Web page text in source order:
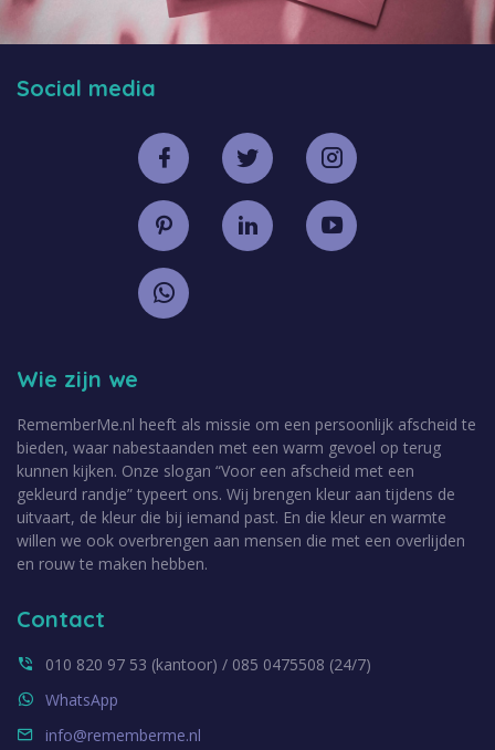
Contact
010 820 97 53 (kantoor) / 085 0475508 (24/7)
WhatsApp
info@rememberme.nl
Wie zijn we
RememberMe.nl heeft als missie om een persoonlijk afscheid te
bieden, waar nabestaanden met een warm gevoel op terug
kunnen kijken. Onze slogan “Voor een afscheid met een
gekleurd randje” typeert ons. Wij brengen kleur aan tijdens de
uitvaart, de kleur die bij iemand past. En die kleur en warmte
willen we ook overbrengen aan mensen die met een overlijden
en rouw te maken hebben.
Social media